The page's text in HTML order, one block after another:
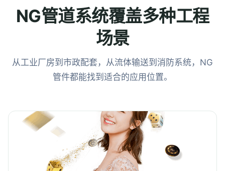
NG管道系统覆盖多种工程
场景
从工业厂房到市政配套，从流体输送到消防系统，NG
管件都能找到适合的应用位置。